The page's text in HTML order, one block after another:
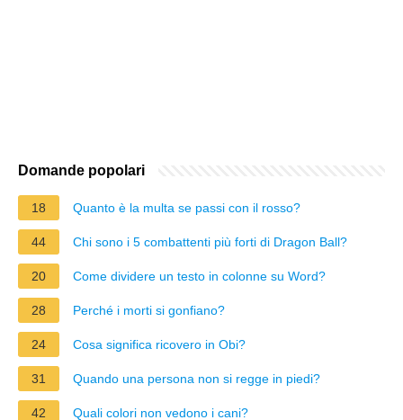
Domande popolari
18 Quanto è la multa se passi con il rosso?
44 Chi sono i 5 combattenti più forti di Dragon Ball?
20 Come dividere un testo in colonne su Word?
28 Perché i morti si gonfiano?
24 Cosa significa ricovero in Obi?
31 Quando una persona non si regge in piedi?
42 Quali colori non vedono i cani?